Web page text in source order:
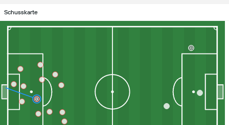
Schusskarte